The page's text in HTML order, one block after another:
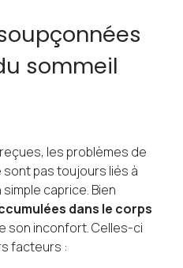
sommeil
les problèmes de
pas toujours liés à
caprice. Bien
dans le corps
son inconfort. Celles-ci
facteurs :